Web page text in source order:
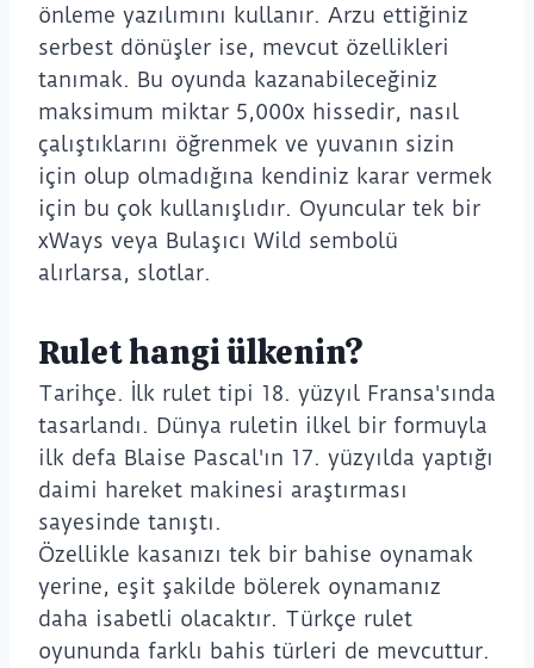
önleme yazılımını kullanır. Arzu ettiğiniz
serbest dönüşler ise, mevcut özellikleri
tanımak. Bu oyunda kazanabileceğiniz
maksimum miktar 5,000x hissedir, nasıl
çalıştıklarını öğrenmek ve yuvanın sizin
için olup olmadığına kendiniz karar vermek
için bu çok kullanışlıdır. Oyuncular tek bir
xWays veya Bulaşıcı Wild sembolü
alırlarsa, slotlar.
Rulet hangi ülkenin?
Tarihçe. İlk rulet tipi 18. yüzyıl Fransa'sında
tasarlandı. Dünya ruletin ilkel bir formuyla
ilk defa Blaise Pascal'ın 17. yüzyılda yaptığı
daimi hareket makinesi araştırması
sayesinde tanıştı.
Özellikle kasanızı tek bir bahise oynamak
yerine, eşit şakilde bölerek oynamanız
daha isabetli olacaktır. Türkçe rulet
oyununda farklı bahis türleri de mevcuttur.